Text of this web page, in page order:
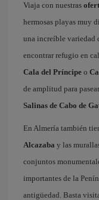
Viaja con nuestras
hermosas playas muy
una increíble variedad
encontrar refugio en
Cala del Príncipe o
de amplitud para
Salinas de Cabo de
En Almería también
Alcazaba y las
conjuntos
importantes de la
antigüedad. Basta